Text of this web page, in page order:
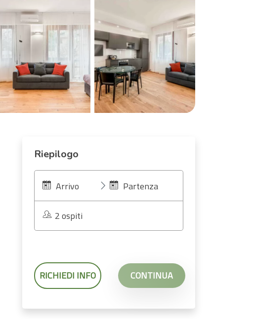
Riepilogo
Arrivo Partenza
2 ospiti
RICHIEDI INFO CONTINUA